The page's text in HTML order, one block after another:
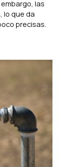
las
lo que da
precisas.